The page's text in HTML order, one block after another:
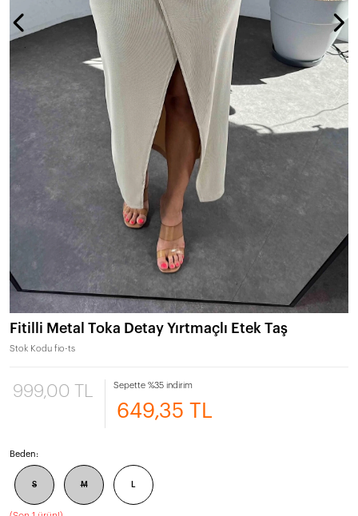
Fitilli Metal Toka Detay Yırtmaçlı Etek Taş
Stok Kodu fio-ts
999,00 TL Sepette %35 indirim
649,35 TL
Beden:
S M L